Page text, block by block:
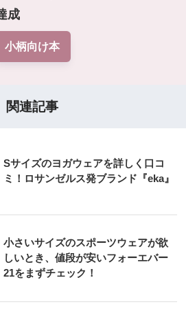
成
小柄向け本
関連記事
Sサイズのヨガウェアを詳しく口コ
ミ！ロサンゼルス発ブランド『eka』
小さいサイズのスポーツウェアが欲
しいとき、値段が安いフォーエバー
21をまずチェック！